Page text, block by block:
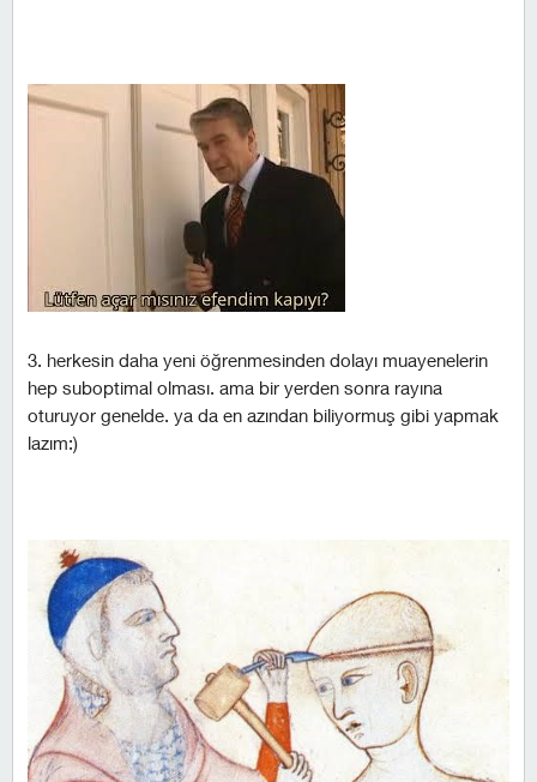
3. herkesin daha yeni öğrenmesinden dolayı muayenelerin
hep suboptimal olması. ama bir yerden sonra rayına
oturuyor genelde. ya da en azından biliyormuş gibi yapmak
lazım:)